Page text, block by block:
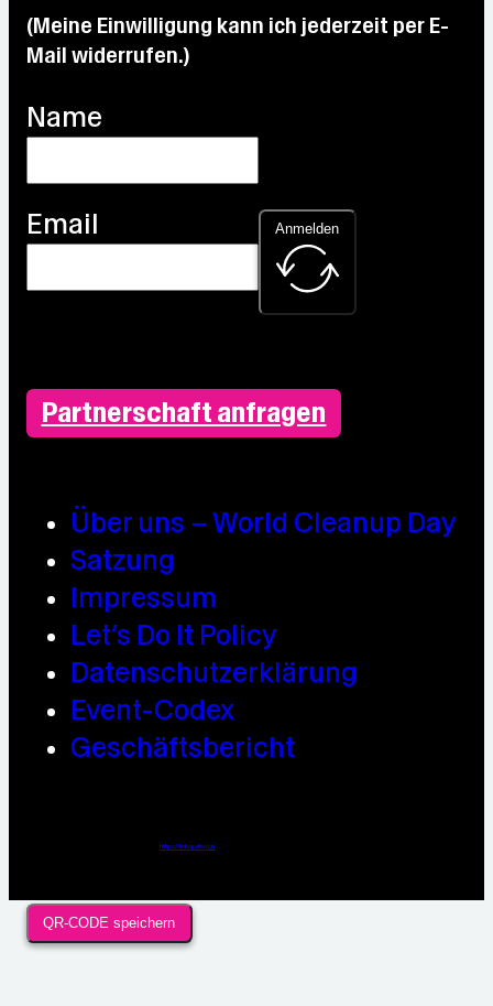
Partnerschaft anfragen
Über uns – World Cleanup Day
Satzung
Impressum
Let’s Do It Policy
Datenschutzerklärung
Event-Codex
Geschäftsbericht
(Meine Einwilligung kann ich jederzeit per E-
Mail widerrufen.)
Name
Email Anmelden
https://linkup.design
QR-CODE speichern